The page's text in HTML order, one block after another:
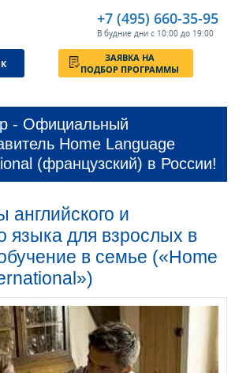
+7 (495) 660-35-95
В будние дни с 10:00 до 19:00
ЗАЯВКА НА
ПОДБОР ПРОГРАММЫ
- Официальный
Home Language
(французский) в России!
английского и
языка для взрослых в
в семье («Home